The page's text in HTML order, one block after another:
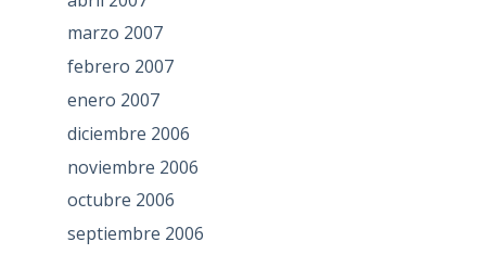
marzo 2007
febrero 2007
enero 2007
diciembre 2006
noviembre 2006
octubre 2006
septiembre 2006